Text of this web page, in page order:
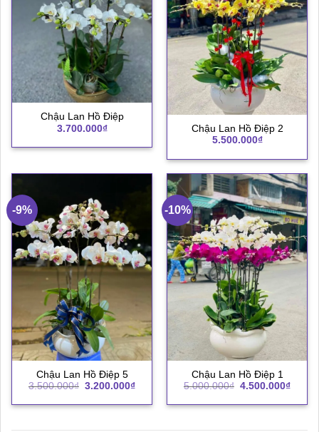
Chậu Lan Hồ Điệp
3.700.000₫
Chậu Lan Hồ Điệp 2
5.500.000₫
-9%
Chậu Lan Hồ Điệp 5
3.500.000₫ Giá
là:
3.200.000₫Giá
tại
-10%
Chậu Lan Hồ Điệp 1
5.000.000₫ Giá
là:
4.500.000₫Giá
tại